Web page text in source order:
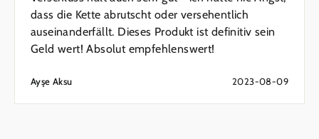
dass die Kette abrutscht oder versehentlich
auseinanderfällt. Dieses Produkt ist definitiv sein
Geld wert! Absolut empfehlenswert!
Ayşe Aksu 2023-08-09